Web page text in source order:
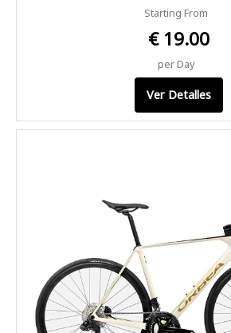
Starting From
€ 19.00
per Day
Ver Detalles